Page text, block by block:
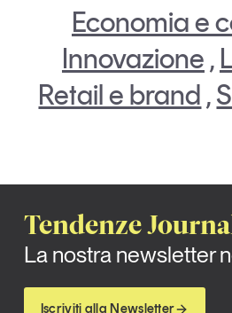
Economia e
Innovazione ,
Retail e brand ,
Tendenze
La nostra newsletter
Iscriviti alla Newsletter